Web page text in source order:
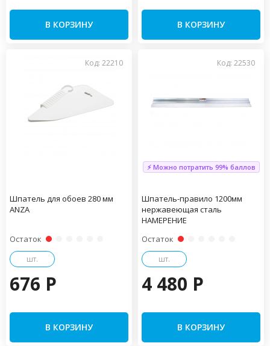
В КОРЗИНУ В КОРЗИНУ
Код: 22210
Шпатель для обоев 280 мм
ANZA
Остаток
шт.
676 P
В КОРЗИНУ
Код: 22530
⚡ Можно потратить 99% баллов
Шпатель-правило 1200мм
нержавеющая сталь
НАМЕРЕНИЕ
Остаток
шт.
4 480 P
В КОРЗИНУ